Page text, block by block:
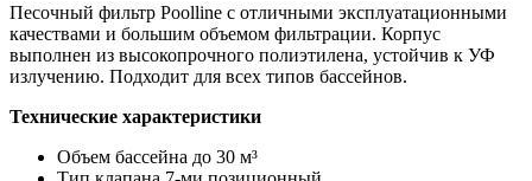
Песочный фильтр Poolline с отличными эксплуатационными
качествами и большим объемом фильтрации. Корпус
выполнен из высокопрочного полиэтилена, устойчив к УФ
излучению. Подходит для всех типов бассейнов.
Технические характеристики
Объем бассейна до 30 м³